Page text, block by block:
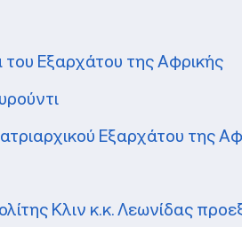
Εξαρχάτου της Αφρικής
Εξαρχάτου της
Κλιν κ.κ. Λεωνίδας